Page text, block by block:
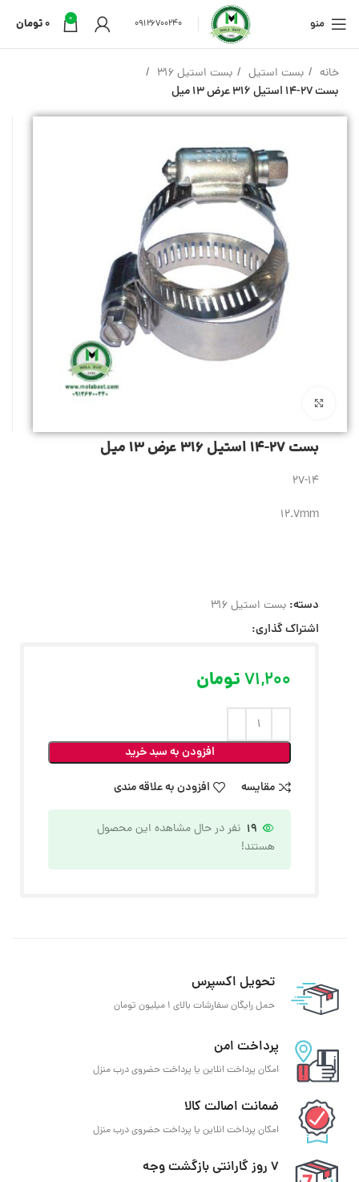
منو 09126700240
0
0تومان
خانه بست استیل بست استیل 316
بست 27-14 استیل 316 عرض 13 میل
بست 27-14 استیل 316 عرض 13 میل
27-14
12.7mm
دسته: بست استیل 316
اشتراک گذاری:
71,200تومان
افزودن به سبد خرید
مقایسه
افزودن به علاقه مندی
19 نفر در حال مشاهده این محصول
هستند!
تحویل اکسپرس
حمل رایگان سفارشات بالای 1 میلیون تومان
پرداخت امن
امکان پرداخت انلاین یا پرداخت حضروی درب منزل
ضمانت اصالت کالا
امکان پرداخت انلاین یا پرداخت حضروی درب منزل
7 روز گارانتی بازگشت وجه